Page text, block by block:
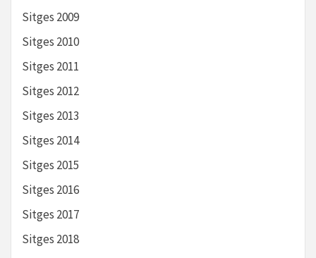
Sitges 2009
Sitges 2010
Sitges 2011
Sitges 2012
Sitges 2013
Sitges 2014
Sitges 2015
Sitges 2016
Sitges 2017
Sitges 2018